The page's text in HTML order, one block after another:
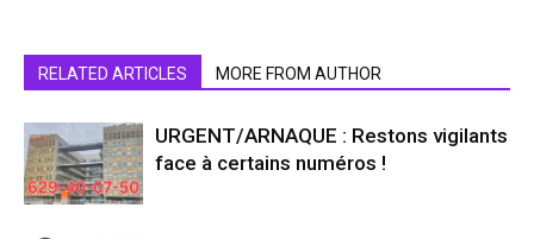
RELATED ARTICLES MORE FROM AUTHOR
URGENT/ARNAQUE : Restons vigilants
face à certains numéros !